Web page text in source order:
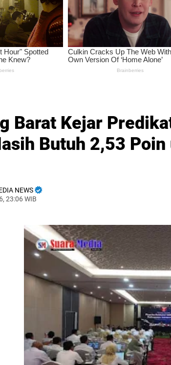
Barat Kejar
Butuh 2,53 Poin
NEWS
23:06 WIB